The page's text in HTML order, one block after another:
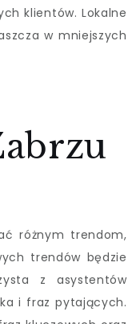
klientów. Lokalne
w mniejszych
różnym trendom,
trendów będzie
z asystentów
i fraz pytających.